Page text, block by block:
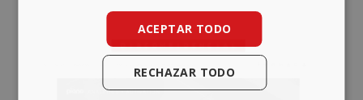
ACEPTAR TODO
RECHAZAR TODO